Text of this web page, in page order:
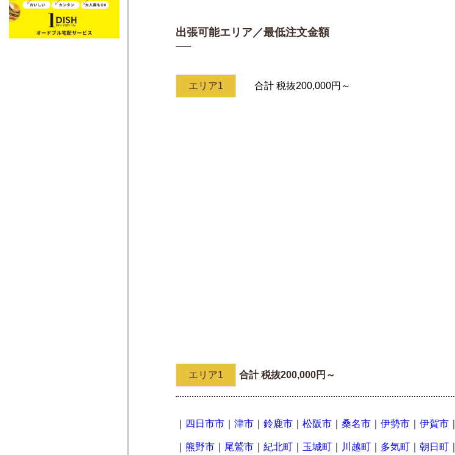
出張可能エリア／最低注文金額
エリア1 合計 税抜200,000円～
エリア1 合計 税抜200,000円～
四日市市 津市 鈴鹿市 松阪市 桑名市 伊勢市 伊賀市
熊野市 尾鷲市 紀北町 玉城町 川越町 多気町 朝日町